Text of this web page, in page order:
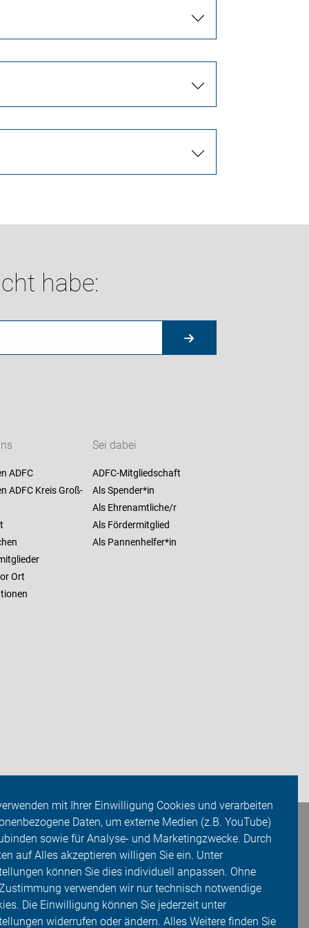
mit Ihrer Einwilligung Cookies und verarbeiten
Daten, um externe Medien (z.B. YouTube)
sowie für Analyse- und Marketingzwecke. Durch
auf Alles akzeptieren willigen Sie ein. Unter
können Sie dies individuell anpassen. Ohne
verwenden wir nur technisch notwendige
Die Einwilligung können Sie jederzeit unter
widerrufen oder ändern. Alles Weitere finden Sie
habe:
ADFC
ADFC Kreis Groß-
Ort
Sei dabei
ADFC-Mitgliedschaft
Als Spender*in
Als Ehrenamtliche/r
Als Fördermitglied
Als Pannenhelfer*in